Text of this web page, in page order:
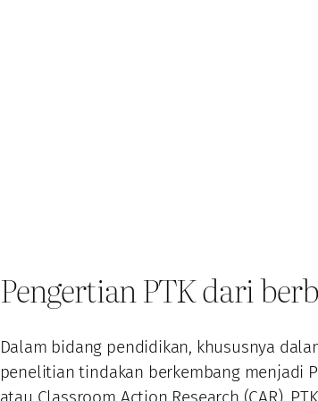
Pengertian PTK dari
Dalam bidang pendidikan, khususnya
penelitian tindakan berkembang menjadi